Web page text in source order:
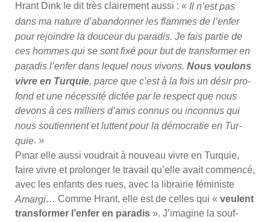
Hrant Dink le dit très clai­re­ment aus­si : « Il n’est pas
dans ma nature d’a­ban­don­ner les flammes de l’en­fer
pour rejoindre la dou­ceur du para­dis. Je fais par­tie de
ces hommes qui se sont fixé pour but de trans­for­mer en
para­dis l’en­fer dans lequel nous vivons. Nous vou­lons
vivre en Tur­quie, parce que c’est à la fois un désir pro­
fond et une néces­si­té dic­tée par le res­pect que nous
devons à ces mil­liers d’a­mis connus ou incon­nus qui
nous sou­tiennent et luttent pour la démo­cra­tie en Tur­
quie. »
Pınar elle aus­si vou­drait à nou­veau vivre en Tur­quie,
faire vivre et pro­lon­ger le tra­vail qu’elle avait com­men­cé,
avec les enfants des rues, avec la librai­rie fémi­niste
Amar­gi… Comme Hrant, elle est de celles qui « veulent
trans­for­mer l’en­fer en para­dis ». J’i­ma­gine la souf­